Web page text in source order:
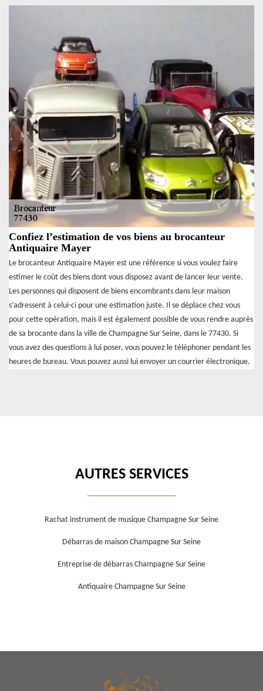
Confiez l’estimation de vos biens au brocanteur
Antiquaire Mayer
Le brocanteur Antiquaire Mayer est une référence si vous voulez faire
estimer le coût des biens dont vous disposez avant de lancer leur vente.
Les personnes qui disposent de biens encombrants dans leur maison
s’adressent à celui-ci pour une estimation juste. Il se déplace chez vous
pour cette opération, mais il est également possible de vous rendre auprès
de sa brocante dans la ville de Champagne Sur Seine, dans le 77430. Si
vous avez des questions à lui poser, vous pouvez le téléphoner pendant les
heures de bureau. Vous pouvez aussi lui envoyer un courrier électronique.
AUTRES SERVICES
Rachat instrument de musique Champagne Sur Seine
Débarras de maison Champagne Sur Seine
Entreprise de débarras Champagne Sur Seine
Antiquaire Champagne Sur Seine